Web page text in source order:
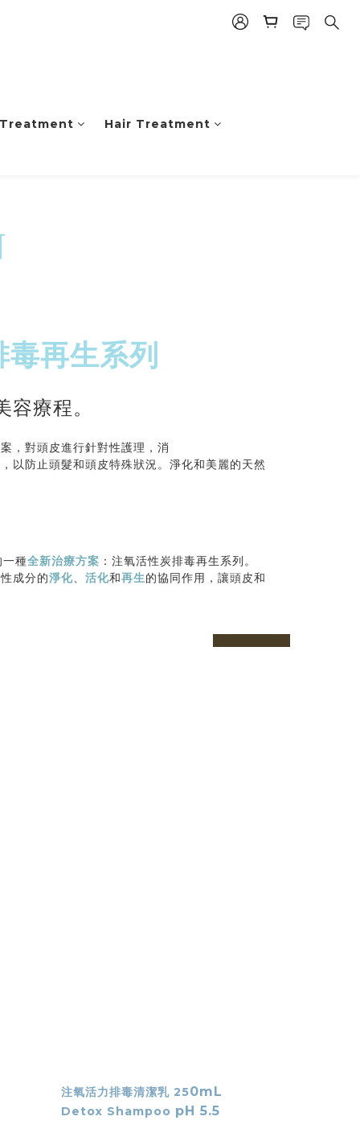
Hair Treatment
再生系列
療程。
，對頭皮進行針對性護理，消
以防止頭髮和頭皮特殊狀況。淨化和美麗的天然
種全新治療方案 ：注氧活性炭排毒再生系列。
成分的淨化、 活化和再生的協同作用，讓頭皮和
prev next
注氧活力排毒清潔乳 250mL
Detox Shampoo pH 5.5